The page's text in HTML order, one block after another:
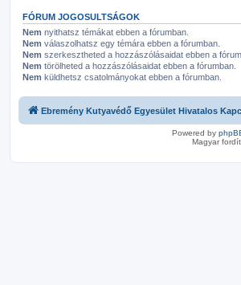
FÓRUM JOGOSULTSÁGOK
Nem nyithatsz témákat ebben a fórumban.
Nem válaszolhatsz egy témára ebben a fórumban.
Nem szerkesztheted a hozzászólásaidat ebben a
Nem törölheted a hozzászólásaidat ebben a fórumban.
Nem küldhetsz csatolmányokat ebben a fórumban.
Ebremény Kutyavédő Egyesület Hivatalos
Powered by
Magyar